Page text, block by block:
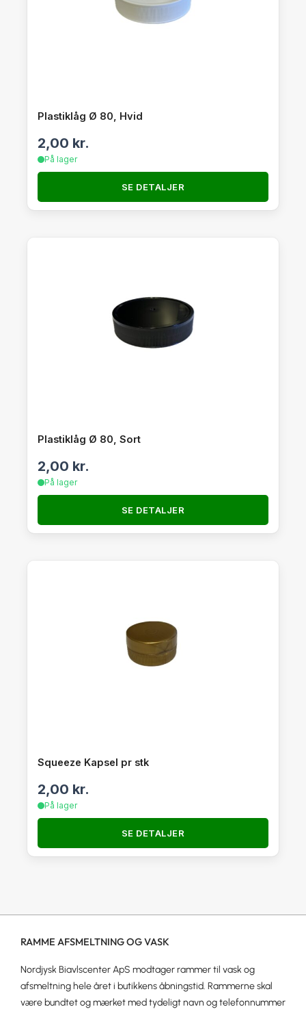
Plastiklåg Ø 80, Hvid
2,00 kr.
På lager
SE DETALJER
Plastiklåg Ø 80, Sort
2,00 kr.
På lager
SE DETALJER
Squeeze Kapsel pr stk
2,00 kr.
På lager
SE DETALJER
RAMME AFSMELTNING OG VASK
Nordjysk Biavlscenter ApS modtager rammer til vask og
afsmeltning hele året i butikkens åbningstid. Rammerne skal
være bundtet og mærket med tydeligt navn og telefonnummer